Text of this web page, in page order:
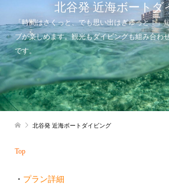
北谷発 近海ボートダ
「時間はさくっと、でも思い出はぎゅっと！」
ブが楽しめます。観光もダイビングも組み合わ
です。
北谷発 近海ボートダイビング
Top
・ プラン詳細